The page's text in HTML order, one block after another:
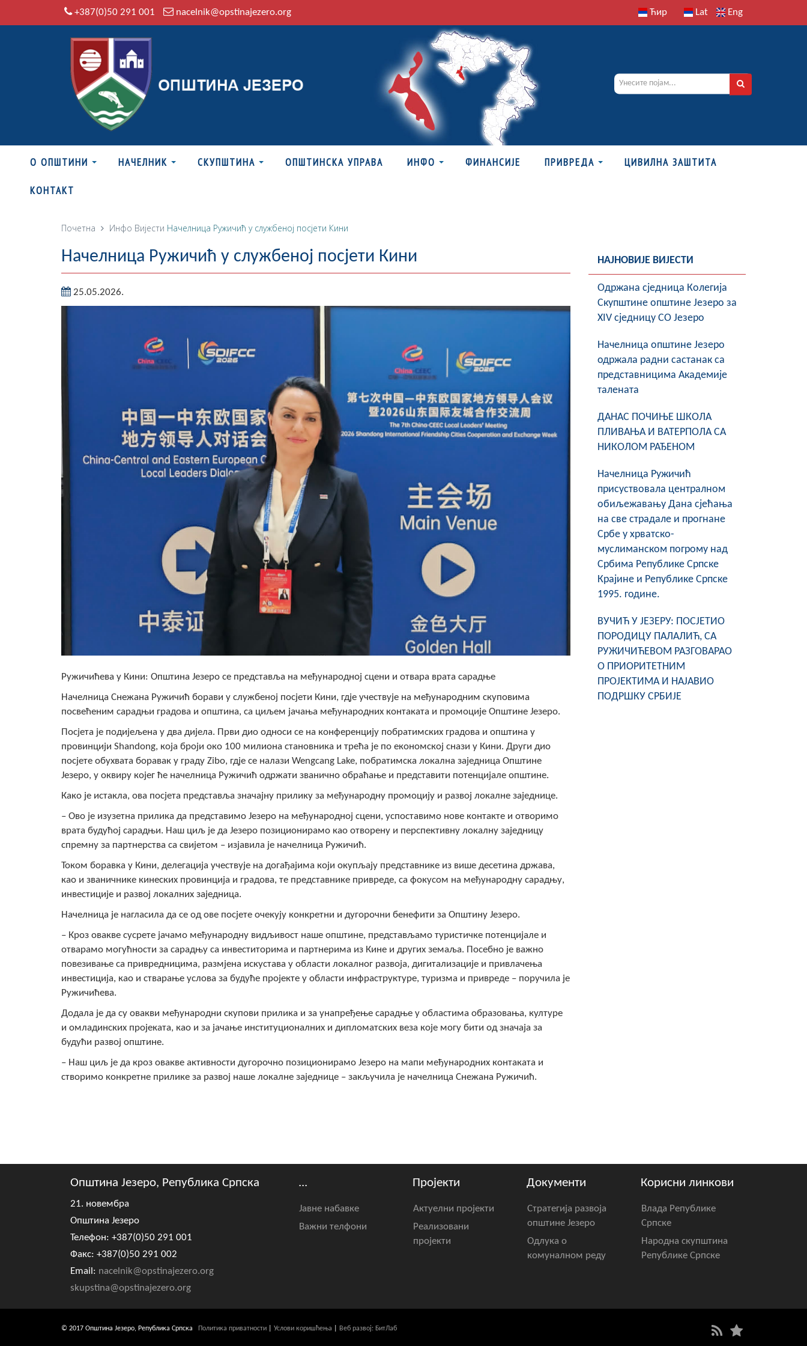
+387(0)50 291 001 nacelnik@opstinajezero.org Ћир Lat Eng
О ОПШТИНИ НАЧЕЛНИК СКУПШТИНА ОПШТИНСКА УПРАВА ИНФО ФИНАНСИЈЕ ПРИВРЕДА ЦИВИЛНА ЗАШТИТА
КОНТАКТ
Почетна Инфо Вијести Начелница Ружичић у службеној посјети Кини
Начелница Ружичић у службеној посјети Кини
25.05.2026.
Ружичићева у Кини: Општина Језеро се представља на међународној сцени и отвара врата сарадње
Начелница Снежана Ружичић борави у службеној посјети Кини, гдје учествује на међународним скуповима
посвећеним сарадњи градова и општина, са циљем јачања међународних контаката и промоције Општине Језеро.
Посјета је подијељена у два дијела. Први дио односи се на конференцију побратимских градова и општина у
провинцији Shandong, која броји око 100 милиона становника и трећа је по економској снази у Кини. Други дио
посјете обухвата боравак у граду Zibo, гдје се налази Wengcang Lake, побратимска локална заједница Општине
Језеро, у оквиру којег ће начелница Ружичић одржати званично обраћање и представити потенцијале општине.
Како је истакла, ова посјета представља значајну прилику за међународну промоцију и развој локалне заједнице.
– Ово је изузетна прилика да представимо Језеро на међународној сцени, успоставимо нове контакте и отворимо
врата будућој сарадњи. Наш циљ је да Језеро позиционирамо као отворену и перспективну локалну заједницу
спремну за партнерства са свијетом – изјавила је начелница Ружичић.
Током боравка у Кини, делегација учествује на догађајима који окупљају представнике из више десетина држава,
као и званичнике кинеских провинција и градова, те представнике привреде, са фокусом на међународну сарадњу,
инвестиције и развој локалних заједница.
Начелница је нагласила да се од ове посјете очекују конкретни и дугорочни бенефити за Општину Језеро.
– Кроз овакве сусрете јачамо међународну видљивост наше општине, представљамо туристичке потенцијале и
отварамо могућности за сарадњу са инвеститорима и партнерима из Кине и других земаља. Посебно је важно
повезивање са привредницима, размјена искустава у области локалног развоја, дигитализације и привлачења
инвестиција, као и стварање услова за будуће пројекте у области инфраструктуре, туризма и привреде – поручила је
Ружичићева.
Додала је да су овакви међународни скупови прилика и за унапређење сарадње у областима образовања, културе
и омладинских пројеката, као и за јачање институционалних и дипломатских веза које могу бити од значаја за
будући развој општине.
– Наш циљ је да кроз овакве активности дугорочно позиционирамо Језеро на мапи међународних контаката и
створимо конкретне прилике за развој наше локалне заједнице – закључила је начелница Снежана Ружичић.
НАЈНОВИЈЕ ВИЈЕСТИ
Oдржана сједница Колегија
Скупштине општине Језеро за
XIV сједницу СО Језеро
Начелница општине Језеро
одржала радни састанак са
представницима Академије
талената
ДАНАС ПОЧИЊЕ ШКОЛА
ПЛИВАЊА И ВАТЕРПОЛА СА
НИКОЛОМ РАЂЕНОМ
Начелница Ружичић
присуствовала централном
обиљежавању Дана сјећања
на све страдале и прогнане
Србе у хрватско-
муслиманском погрому над
Србима Републике Српске
Крајине и Републике Српске
1995. године.
ВУЧИЋ У ЈЕЗЕРУ: ПОСЈЕТИО
ПОРОДИЦУ ПАЛАЛИЋ, СА
РУЖИЧИЋЕВОМ РАЗГОВАРАО
О ПРИОРИТЕТНИМ
ПРОЈЕКТИМА И НАЈАВИО
ПОДРШКУ СРБИЈЕ
Општина Језеро, Република Српска
21. новембра
Општина Језеро
Телефон: +387(0)50 291 001
Факс: +387(0)50 291 002
Email: nacelnik@opstinajezero.org
skupstina@opstinajezero.org
...
Јавне набавке
Важни телфони
Пројекти
Актуелни пројекти
Реализовани
пројекти
Документи
Стратегија развоја
општине Језеро
Одлука о
комуналном реду
Корисни линкови
Влада Републике
Српске
Народна скупштина
Републике Српске
© 2017 Општина Језеро, Република Српска Политика приватности Услови коришћења Веб развој: БитЛаб